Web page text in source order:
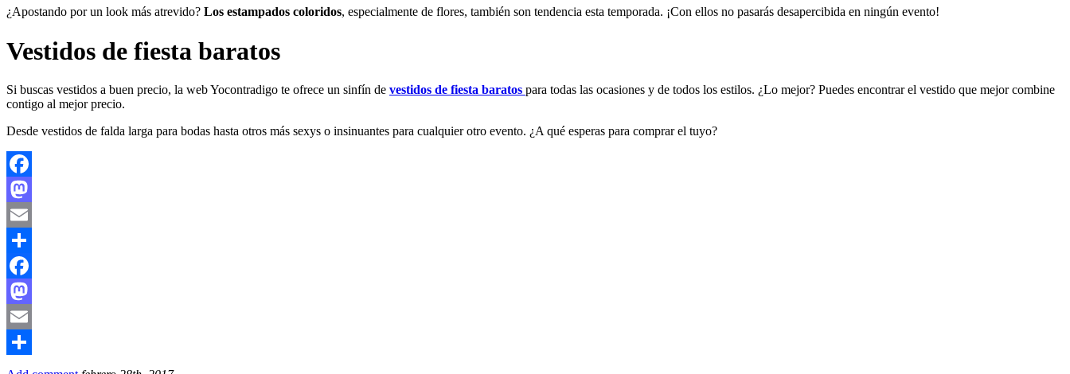
¿Apostando por un look más atrevido? Los estampados coloridos, especialmente de flores, también son tendencia esta temporada. ¡Con ellos no pasarás desapercibida en ningún evento!
Vestidos de fiesta baratos
Si buscas vestidos a buen precio, la web Yocontradigo te ofrece un sinfín de vestidos de fiesta baratos para todas las ocasiones y de todos los estilos. ¿Lo mejor? Puedes encontrar el vestido que mejor combine
contigo al mejor precio.
Desde vestidos de falda larga para bodas hasta otros más sexys o insinuantes para cualquier otro evento. ¿A qué esperas para comprar el tuyo?
Facebook
Mastodon
Email
Compartir
Facebook
Mastodon
Email
Compartir